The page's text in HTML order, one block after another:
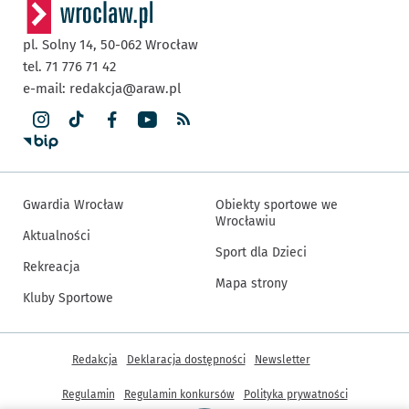
pl. Solny 14, 50-062 Wrocław
tel. 71 776 71 42
e-mail: redakcja@araw.pl
Gwardia Wrocław
Aktualności
Rekreacja
Kluby Sportowe
Obiekty sportowe we
Wrocławiu
Sport dla Dzieci
Mapa strony
Inne informacje
Redakcja Deklaracja dostępności Newsletter
Regulamin Regulamin konkursów Polityka prywatności